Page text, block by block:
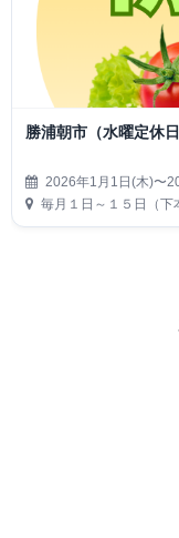
勝浦朝市（水曜定休日
2026年1月1日(木)〜
毎月１日～１５日（下本町朝市